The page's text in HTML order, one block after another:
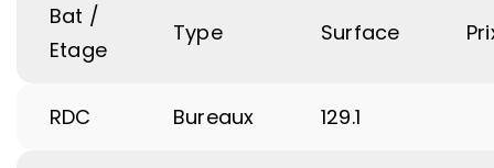
Bat /
Etage
Type Surface
RDC Bureaux 129.1